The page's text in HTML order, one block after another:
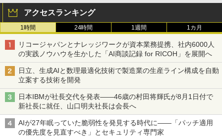
アクセスランキング
1時間 24時間 1週間 1カ月
リコージャパンとナレッジワークが資本業務提携、社内6000人
の実践ノウハウを生かした「AI商談記録 for RICOH」を展開へ
日立、生成AIと数理最適化技術で製造業の生産ライン構成を自動
立案する技術を開発
日本IBMが社長交代を発表――46歳の村田将輝氏が8月1日付で
新社長に就任、山口明夫社長は会長へ
AIが27年眠っていた脆弱性を発見する時代に――「パッチ適用
の優先度を見直すべき」とセキュリティ専門家